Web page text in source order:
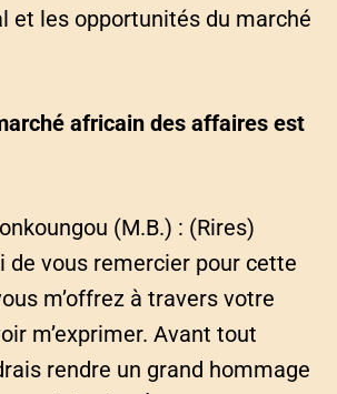
et les opportunités du marché
africain des affaires est
(M.B.) : (Rires)
de vous remercier pour cette
m’offrez à travers votre
m’exprimer. Avant tout
rendre un grand hommage